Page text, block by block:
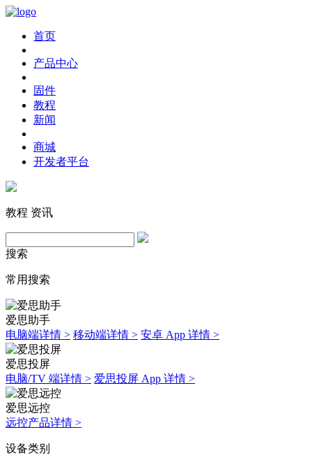
首页
产品中心
固件
教程
新闻
商城
开发者平台
教程 资讯
搜索
常用搜索
爱思助手
电脑端详情 > 移动端详情 > 安卓 App 详情 >
爱思投屏
电脑/TV 端详情 > 爱思投屏 App 详情 >
爱思远控
远控产品详情 >
设备类别